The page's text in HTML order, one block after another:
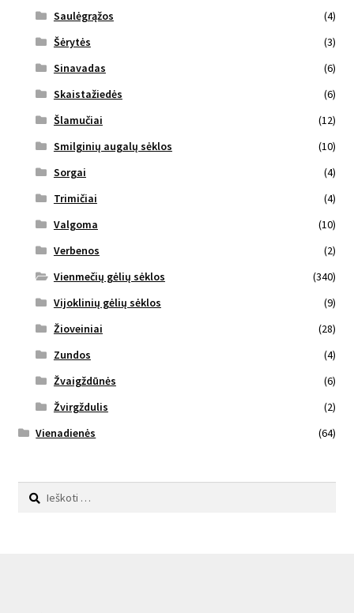
Saulėgrąžos
(4)
Šėrytės
(3)
Sinavadas
(6)
Skaistažiedės
(6)
Šlamučiai
(12)
Smilginių augalų sėklos
(10)
Sorgai
(4)
Trimičiai
(4)
Valgoma
(10)
Verbenos
(2)
Vienmečių gėlių sėklos
(340)
Vijoklinių gėlių sėklos
(9)
Žioveiniai
(28)
Zundos
(4)
Žvaigždūnės
(6)
Žvirgždulis
(2)
Vienadienės
(64)
Ieškoti: